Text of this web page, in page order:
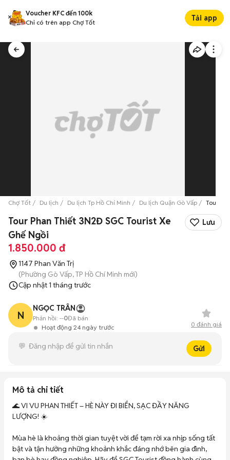
Voucher KFC đến 100k
Chỉ có trên app Chợ Tốt
Tải app
Chợ Tốt Du lịch Du lịch Tp Hồ Chí Minh Du lịch Quận Gò Vấp Tour
Tour Phan Thiết 3N2Đ SGC Tourist Xe
Ghế Ngồi
Lưu
1.850.000 đ
1147 Phan Văn Trị
(Phường Gò Vấp, TP Hồ Chí Minh mới)
Cập nhật1 tháng trước
N
NGỌC TRÂN
Hoạt động 24 ngày trước
Phản hồi: --0Đã bán
0 đánh giá
Gửi
Mô tả chi tiết
🌊 VI VU PHAN THIẾT – HÈ NÀY ĐI BIỂN, SẠC ĐẦY NĂNG
LƯỢNG! ☀️
Mùa hè là khoảng thời gian tuyệt vời để tạm rời xa nhịp sống tất
bật và tận hưởng những khoảnh khắc đáng nhớ bên gia đình,